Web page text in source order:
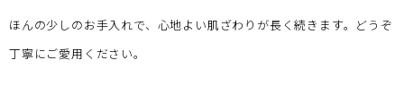
ほんの少しのお手入れで、心地よい肌ざわりが長く続きます。どうぞ
丁寧にご愛用ください。